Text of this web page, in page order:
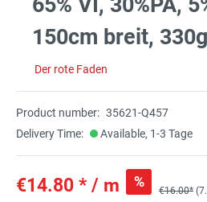
150cm breit,
Der rote Faden
Product number: 35621-Q457
Delivery Time:
Available, 1-3 Tage
€14.80 * / m %
€16.00*